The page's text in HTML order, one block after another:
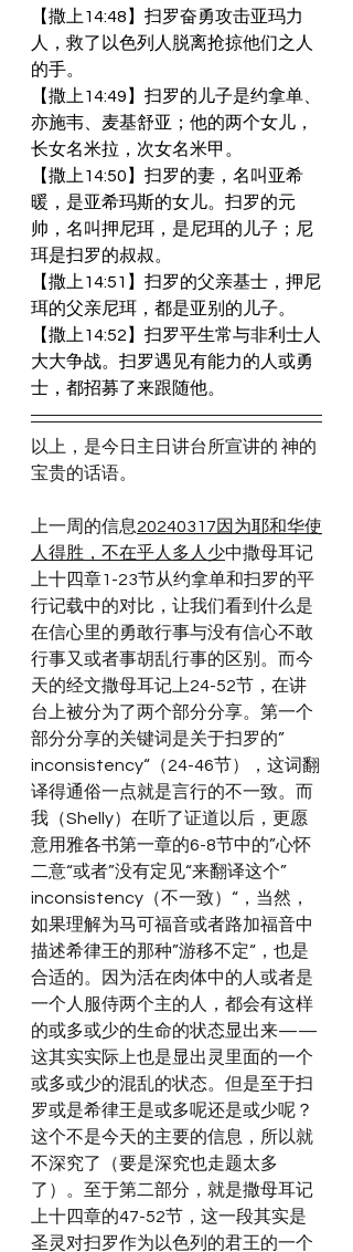
【撒上14:48】扫罗奋勇攻击亚玛力
人，救了以色列人脱离抢掠他们之人
的手。
【撒上14:49】扫罗的儿子是约拿单、
亦施韦、麦基舒亚；他的两个女儿，
长女名米拉，次女名米甲。
【撒上14:50】扫罗的妻，名叫亚希
暖，是亚希玛斯的女儿。扫罗的元
帅，名叫押尼珥，是尼珥的儿子；尼
珥是扫罗的叔叔。
【撒上14:51】扫罗的父亲基士，押尼
珥的父亲尼珥，都是亚别的儿子。
【撒上14:52】扫罗平生常与非利士人
大大争战。扫罗遇见有能力的人或勇
士，都招募了来跟随他。
以上，是今日主日讲台所宣讲的 神的
宝贵的话语。
上一周的信息20240317因为耶和华使
人得胜，不在乎人多人少中撒母耳记
上十四章1-23节从约拿单和扫罗的平
行记载中的对比，让我们看到什么是
在信心里的勇敢行事与没有信心不敢
行事又或者事胡乱行事的区别。而今
天的经文撒母耳记上24-52节，在讲
台上被分为了两个部分分享。第一个
部分分享的关键词是关于扫罗的”
inconsistency“（24-46节），这词翻
译得通俗一点就是言行的不一致。而
我（Shelly）在听了证道以后，更愿
意用雅各书第一章的6-8节中的”心怀
二意“或者”没有定见“来翻译这个”
inconsistency（不一致）“，当然，
如果理解为马可福音或者路加福音中
描述希律王的那种”游移不定“，也是
合适的。因为活在肉体中的人或者是
一个人服侍两个主的人，都会有这样
的或多或少的生命的状态显出来——
这其实实际上也是显出灵里面的一个
或多或少的混乱的状态。但是至于扫
罗或是希律王是或多呢还是或少呢？
这个不是今天的主要的信息，所以就
不深究了（要是深究也走题太多
了）。至于第二部分，就是撒母耳记
上十四章的47-52节，这一段其实是
圣灵对扫罗作为以色列的君王的一个